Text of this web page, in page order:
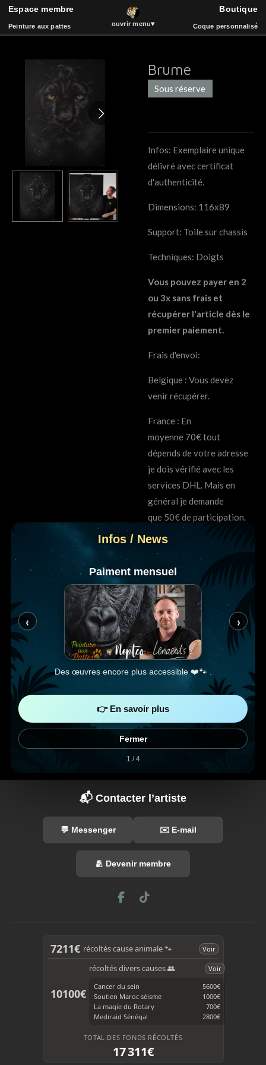
Espace membre
Peinture aux pattes ouvrir menu▾
Boutique
Coque personnalisé
Espace membre
Peinture aux pattes
Coque de téléphone
Événements
Livre d'or
Boutique
La vidéothèque
Musique
Passer
au
principal
ART
Brume
Sous réserve
Infos: Exemplaire unique
délivré avec certificat
d'authenticité.
Dimensions: 116x89
Support: Toile sur chassis
Techniques: Doigts
Vous pouvez payer en 2
ou 3x sans frais et
récupérer l'article dès le
premier paiement.
Frais d'envoi:
Belgique : Vous devez
venir récupérer.
France : En
moyenne 70€tout
dépends de votre adresse
je dois vérifié avec les
services DHL. Mais en
général je demande
que 50€ de participation.
Dans le monde ou sous
autres conditions sur devis
Infos / News
‹
Paiment mensuel
Des œuvres encore plus accessible ❤️🐾 .
›
👉 En savoir plus
Fermer
1 / 4
📬 Contacter l’artiste
💬 Messenger ✉️ E-mail
🫂 Devenir membre
F
c
o
T
k
o
7211€ récoltés cause animale 🐾 Voir
10100€
récoltés divers causes 👥
Voir
Cancer du sein
5600€
Soutien Maroc séisme
1000€
La magie du Rotary
700€
Mediraid Sénégal
2800€
TOTAL DES FONDS RÉCOLTÉS
17 311€